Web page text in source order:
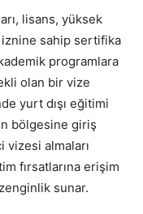
lisans, yüksek
iznine sahip sertifika
programlara
olan bir vize
yurt dışı eğitimi
bölgesine giriş
almaları
fırsatlarına erişim
sunar.